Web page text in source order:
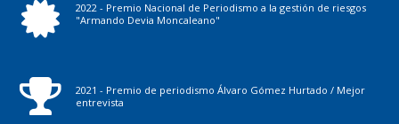
2022 - Premio Nacional de Periodismo a la gestión de riesgos
"Armando Devia Moncaleano"
2021 - Premio de periodismo Álvaro Gómez Hurtado / Mejor
entrevista